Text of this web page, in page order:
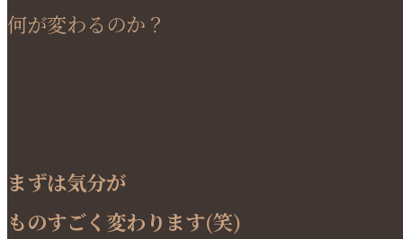
何が変わるのか？
まずは気分が
ものすごく変わります(笑)